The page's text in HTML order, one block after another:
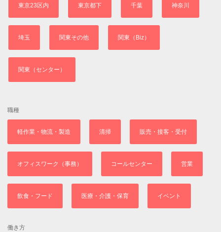
東京23区内 東京都下 千葉 神奈川
埼玉 関東その他 関東（Biz）
関東（センター）
職種
軽作業・物流・製造 清掃 販売・接客・受付
オフィスワーク（事務） コールセンター 営業
飲食・フード 医療・介護・保育 イベント
働き方